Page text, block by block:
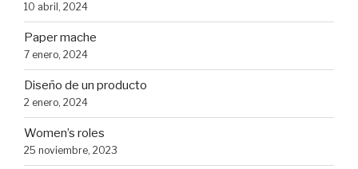
10 abril, 2024
Paper mache
7 enero, 2024
Diseño de un producto
2 enero, 2024
Women’s roles
25 noviembre, 2023